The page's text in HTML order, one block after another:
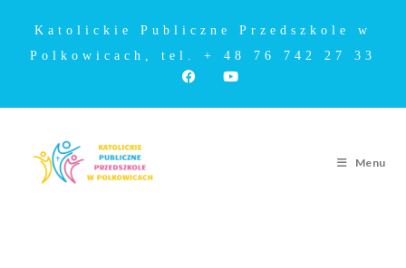
Katolickie Publiczne Przedszkole w
Polkowicach, tel. + 48 76 742 27 33
Menu